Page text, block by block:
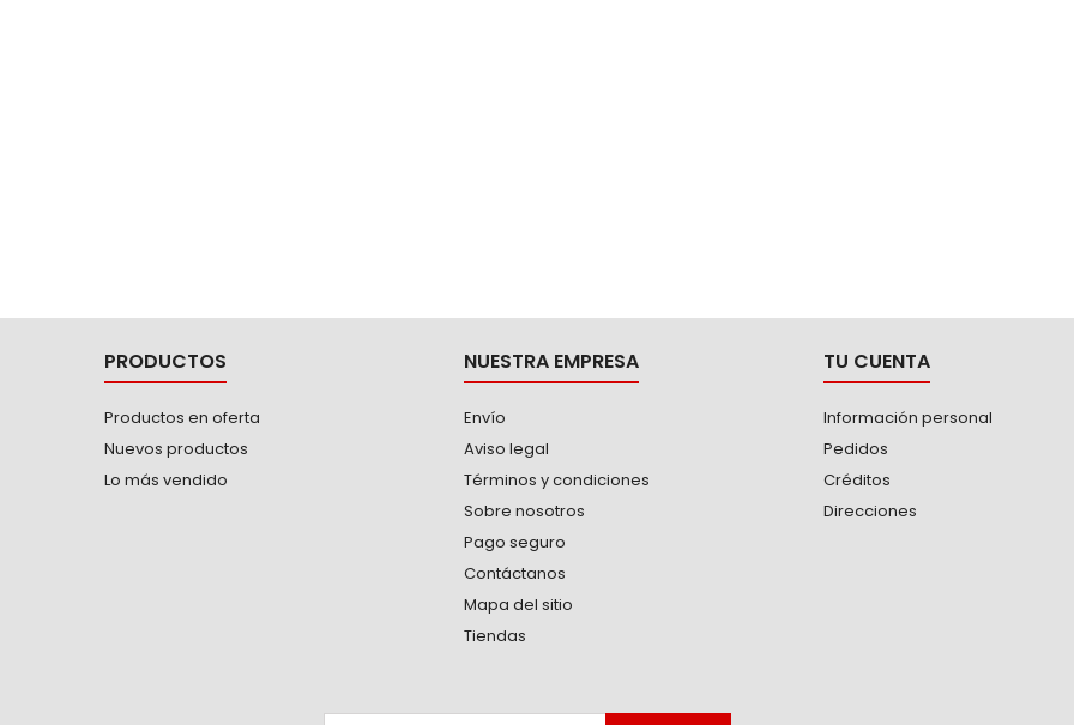
PRODUCTOS
Productos en oferta
Nuevos productos
Lo más vendido
NUESTRA EMPRESA
Envío
Aviso legal
Términos y condiciones
Sobre nosotros
Pago seguro
Contáctanos
Mapa del sitio
Tiendas
TU CUENTA
Información personal
Pedidos
Créditos
Direcciones